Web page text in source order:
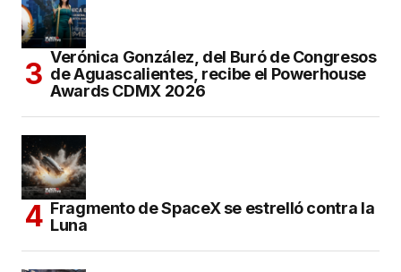
Verónica González, del Buró de Congresos
de Aguascalientes, recibe el Powerhouse
Awards CDMX 2026
Fragmento de SpaceX se estrelló contra la
Luna